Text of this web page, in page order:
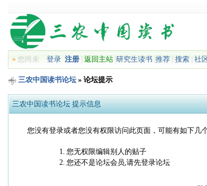
» 您尚未登录 注册 |返回主站 |研究生读书 |推荐 |搜索 |社
三农中国读书论坛 » 论坛提示
三农中国读书论坛 提示信息
您没有登录或者您没有权限访问此页面，可能有如下几
您无权限编辑别人的贴子
您还不是论坛会员,请先登录论坛